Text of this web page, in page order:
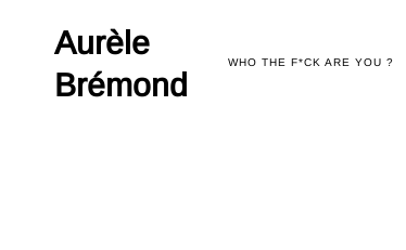
contentAurèle
Brémond
WHO THE F*CK ARE YOU ?